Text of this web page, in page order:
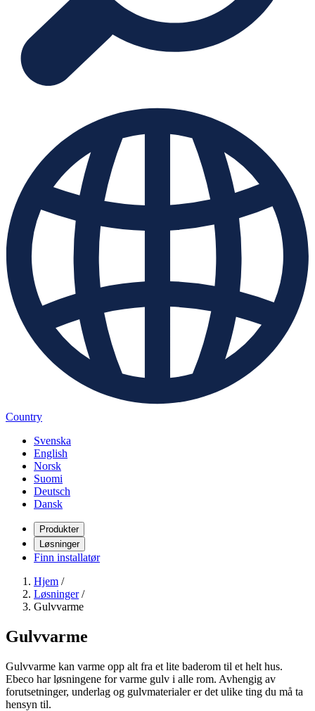
Country
Svenska
English
Norsk
Suomi
Deutsch
Dansk
Produkter
Løsninger
Finn installatør
Hjem /
Løsninger/
Gulvvarme
Gulvvarme
Gulvvarme kan varme opp alt fra et lite baderom til et helt hus.
Ebeco har løsningene for varme gulv i alle rom. Avhengig av
forutsetninger, underlag og gulvmaterialer er det ulike ting du må ta
hensyn til.